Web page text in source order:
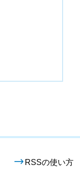
RSSの使い方